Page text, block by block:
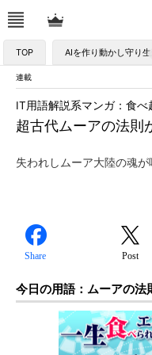
TOP AIを作り動かし守り
連載
超古代ムーアの法則
IT用語解説系マンガ：食べ
失われしムーア大陸の魂が
Share Post
今日の用語：ムーアの法